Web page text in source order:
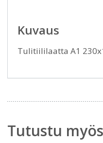
Kuvaus
Tulitiililaatta A1
Tutustu myös